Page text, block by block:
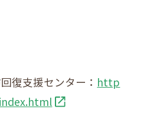
復支援センター： http